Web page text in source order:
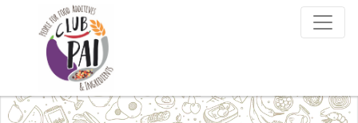
Skip to content